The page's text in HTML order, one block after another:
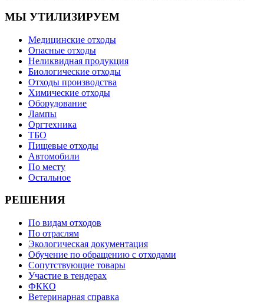
МЫ УТИЛИЗИРУЕМ
Медицинские отходы
Опасные отходы
Неликвидная продукция
Биологические отходы
Отходы производства
Химические отходы
Оборудование
Лампы
Оргтехника
ТБО
Пищевые отходы
Автомобили
По месту
Остальное
РЕШЕНИЯ
По видам отходов
По отраслям
Экологическая документация
Обучение по обращению с отходами
Сопутствующие товары
Участие в тендерах
ФККО
Ветеринарная справка